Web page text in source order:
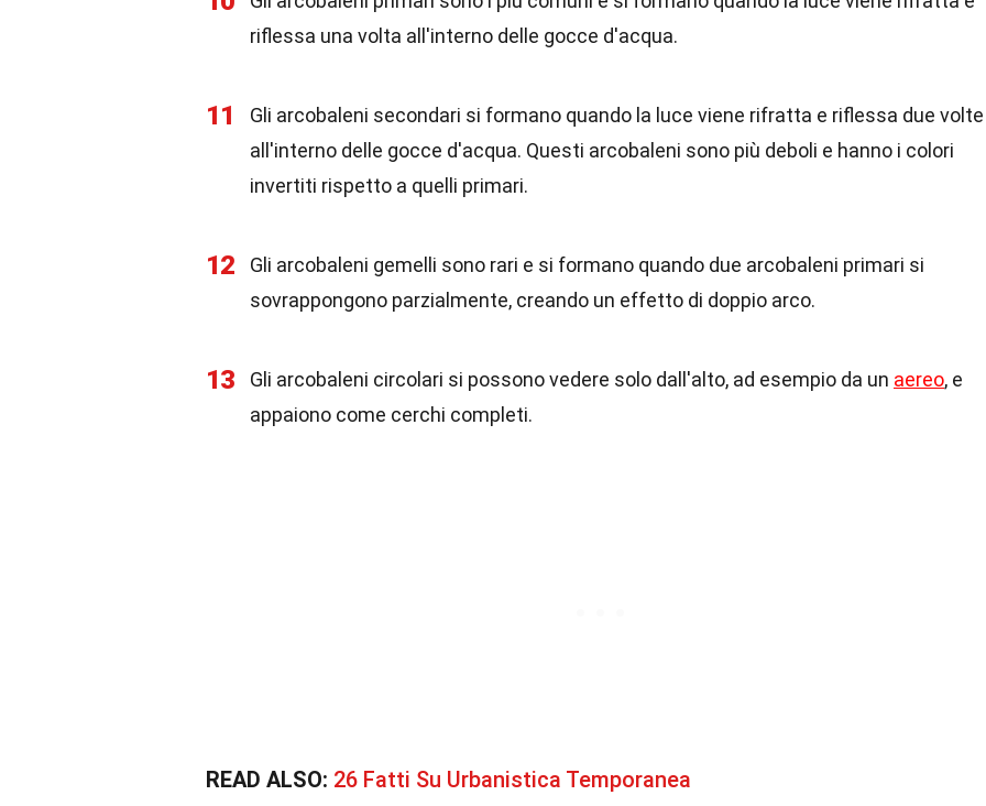
riflessa una volta all'interno delle gocce d'acqua.
11
Gli arcobaleni secondari si formano quando la luce viene rifratta e riflessa due volte
all'interno delle gocce d'acqua. Questi arcobaleni sono più deboli e hanno i colori
invertiti rispetto a quelli primari.
12
Gli arcobaleni gemelli sono rari e si formano quando due arcobaleni primari si
sovrappongono parzialmente, creando un effetto di doppio arco.
13 Gli arcobaleni circolari si possono vedere solo dall'alto, ad esempio da un aereo, e
appaiono come cerchi completi.
READ ALSO: 26 Fatti Su Urbanistica Temporanea